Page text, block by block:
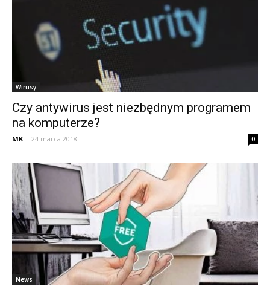
Wirusy
Czy antywirus jest niezbędnym programem
na komputerze?
MK - 24 marca 2018 0
News